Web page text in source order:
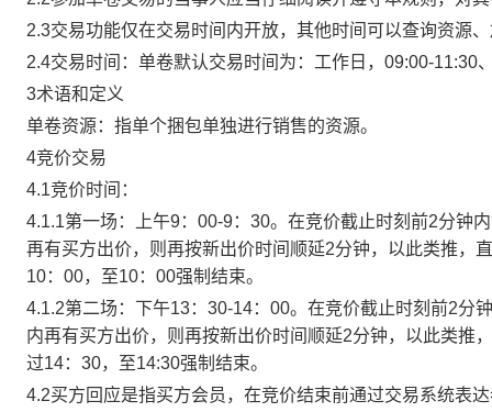
2.3交易功能仅在交易时间内开放，其他时间可以查询资源
2.4交易时间：单卷默认交易时间为：工作日，09:00-11:30
3术语和定义
单卷资源：指单个捆包单独进行销售的资源。
4竞价交易
4.1竞价时间：
4.1.1第一场：上午9：00-9：30。在竞价截止时刻前2分钟
再有买方出价，则再按新出价时间顺延2分钟，以此类推，
10：00，至10：00强制结束。
4.1.2第二场：下午13：30-14：00。在竞价截止时刻前2分
内再有买方出价，则再按新出价时间顺延2分钟，以此类推
过14：30，至14:30强制结束。
4.2买方回应是指买方会员，在竞价结束前通过交易系统表